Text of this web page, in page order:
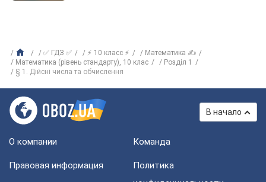
✅ ГДЗ ✅ ⚡ 10 класс ⚡
Математика ✍
Математика (рівень стандарту), 10 клас
Розділ 1
§ 1. Дійсні числа та обчислення
В начало
О компании Команда
Правовая информация
Политика